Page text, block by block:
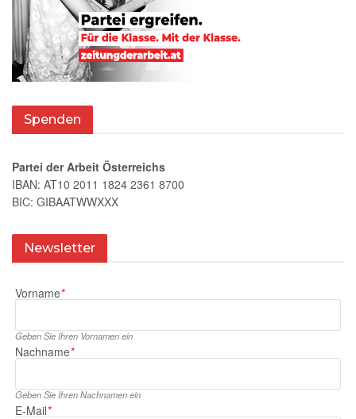
Spenden
Partei der Arbeit Österreichs
IBAN: AT10 2011 1824 2361 8700
BIC: GIBAATWWXXX
Newsletter
Vorname*
Geben Sie Ihren Vornamen ein
Nachname*
Geben Sie Ihren Nachnamen ein
E‑Mail*